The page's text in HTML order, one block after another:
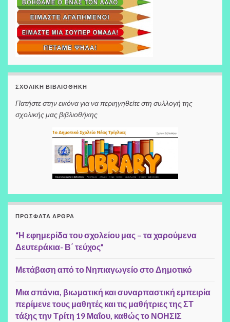
ΣΧΟΛΙΚΉ ΒΙΒΛΙΟΘΉΚΗ
Πατήστε στην εικόνα για να περιηγηθείτε στη συλλογή της
σχολικής μας βιβλιοθήκης
ΠΡΌΣΦΑΤΑ ΆΡΘΡΑ
“Η εφημερίδα του σχολείου μας – τα χαρούμενα
Δευτεράκια- Β΄ τεύχος”
Μετάβαση από το Νηπιαγωγείο στο Δημοτικό
Μια σπάνια, βιωματική και συναρπαστική εμπειρία
περίμενε τους μαθητές και τις μαθήτριες της ΣΤ
τάξης την Τρίτη 19 Μαΐου, καθώς το ΝΟΗΣΙΣ